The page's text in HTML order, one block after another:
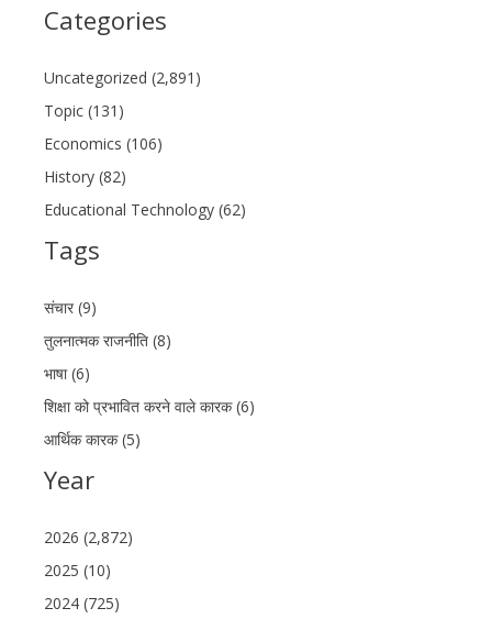
Categories
Uncategorized (2,891)
Topic (131)
Economics (106)
History (82)
Educational Technology (62)
Tags
संचार (9)
तुलनात्मक राजनीति (8)
भाषा (6)
शिक्षा को प्रभावित करने वाले कारक (6)
आर्थिक कारक (5)
Year
2026 (2,872)
2025 (10)
2024 (725)